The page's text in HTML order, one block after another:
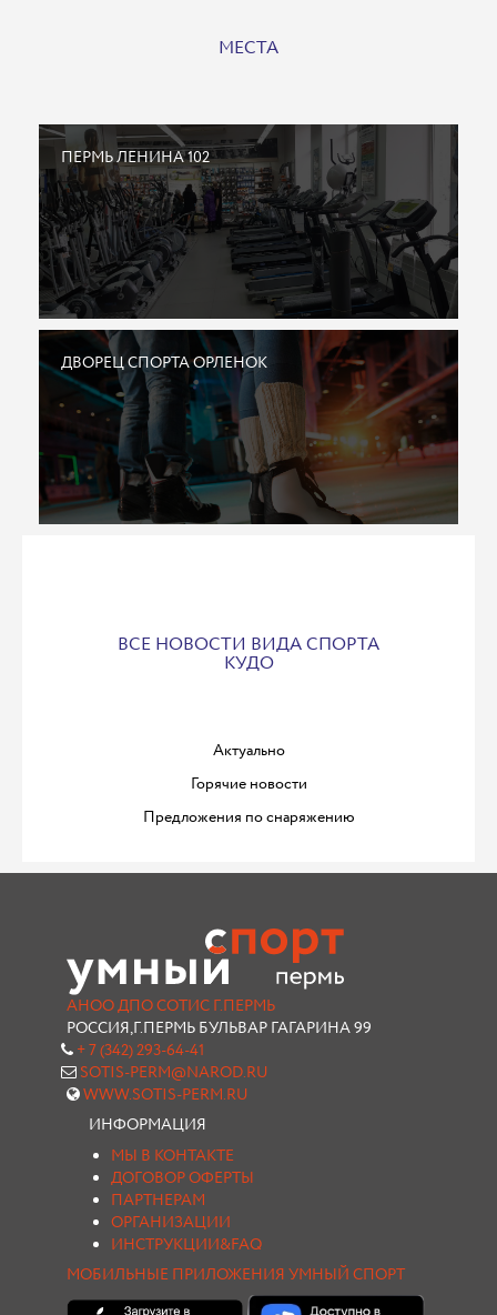
МЕСТА
ПЕРМЬ ЛЕНИНА 102
ДВОРЕЦ СПОРТА ОРЛЕНОК
ВСЕ НОВОСТИ ВИДА СПОРТА
КУДО
Актуально
Горячие новости
Предложения по снаряжению
АНОО ДПО СОТИС Г.ПЕРМЬ
РОССИЯ,Г.ПЕРМЬ БУЛЬВАР ГАГАРИНА 99
+ 7 (342) 293-64-41
SOTIS-PERM@NAROD.RU
WWW.SOTIS-PERM.RU
ИНФОРМАЦИЯ
МЫ В КОНТАКТЕ
ДОГОВОР ОФЕРТЫ
ПАРТНЕРАМ
ОРГАНИЗАЦИИ
ИНСТРУКЦИИ&FAQ
МОБИЛЬНЫЕ ПРИЛОЖЕНИЯ УМНЫЙ СПОРТ